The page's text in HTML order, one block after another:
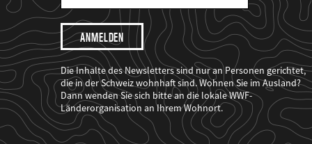
Mail
Adresse
Ich
möchte,
dass
der
WWF
mich
über
seine
Projekte
informiert.
Die Inhalte des Newsletters sind nur an Personen gerichtet,
die in der Schweiz wohnhaft sind. Wohnen Sie im Ausland?
Dann wenden Sie sich bitte an die lokale WWF-
Länderorganisation an Ihrem Wohnort.